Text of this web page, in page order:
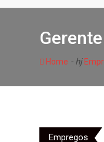
Home - hj
Empregos